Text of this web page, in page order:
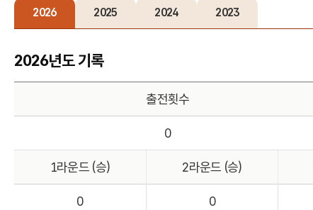
2026 2025 2024 2023
2026년도 기록
출전횟수
0
1라운드 (승) 2라운드 (승)
0 0